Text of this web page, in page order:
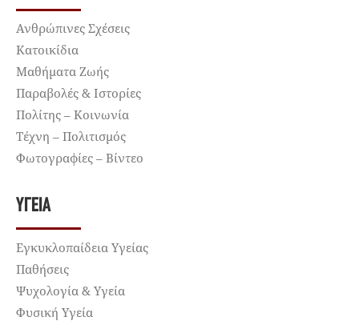
Ανθρώπινες Σχέσεις
Κατοικίδια
Μαθήματα Ζωής
Παραβολές & Ιστορίες
Πολίτης – Κοινωνία
Τέχνη – Πολιτισμός
Φωτογραφίες – Βίντεο
ΥΓΕΊΑ
Εγκυκλοπαίδεια Υγείας
Παθήσεις
Ψυχολογία & Υγεία
Φυσική Υγεία